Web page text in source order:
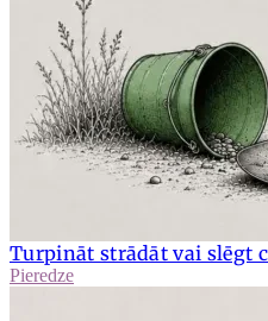
Turpināt strādāt vai slēgt
Pieredze